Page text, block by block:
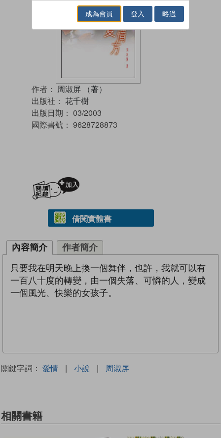
作者： 周淑屏 （著）
出版社： 花千樹
出版日期： 03/2003
國際書號： 9628728873
借閱實體書
內容簡介 作者簡介
只要我在明天晚上換一個舞伴，也許，我就可以有
一百八十度的轉變，由一個失落、可憐的人，變成
一個風光、快樂的女孩子。
關鍵字詞： 愛情 | 小說 | 周淑屏
相關書籍
成為會員 登入 略過